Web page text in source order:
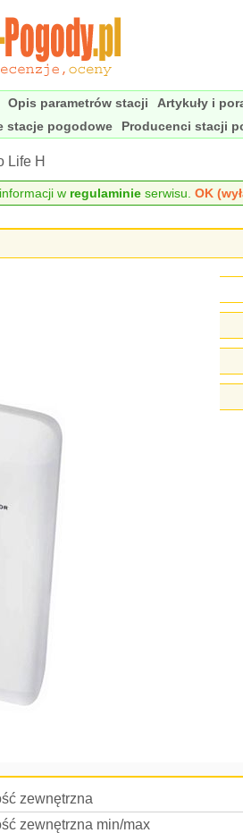
Opis parametrów stacji Artykuły i
stacje pogodowe Producenci stacji
Life H
w regulaminieserwisu. OK
zewnętrzna
zewnętrzna min/max